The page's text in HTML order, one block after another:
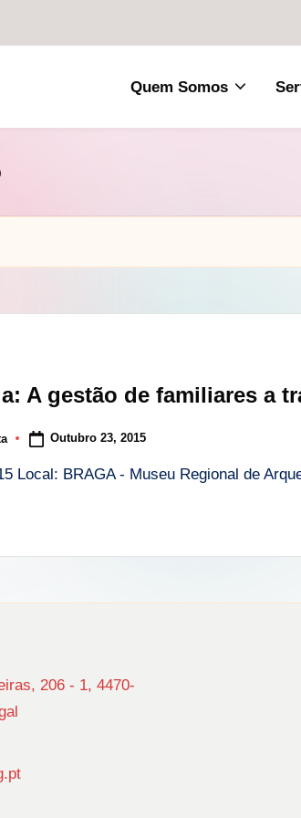
Quem Somos
A gestão de familiares a
Outubro 23, 2015
Local: BRAGA - Museu Regional de
206 - 1, 4470-